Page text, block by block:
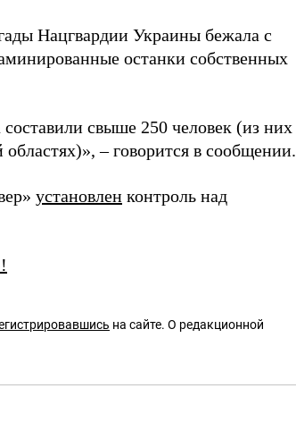
Нацгвардии Украины бежала с
останки собственных
свыше 250 человек (из них
– говорится в сообщении.
установлен контроль над
на сайте. О редакционной